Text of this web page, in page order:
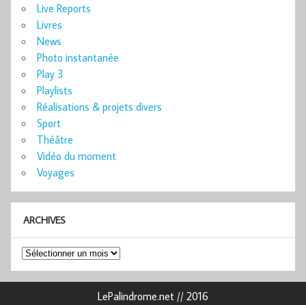
Live Reports
Livres
News
Photo instantanée
Play 3
Playlists
Réalisations & projets divers
Sport
Théâtre
Vidéo du moment
Voyages
ARCHIVES
Archives
LePalindrome.net // 2016